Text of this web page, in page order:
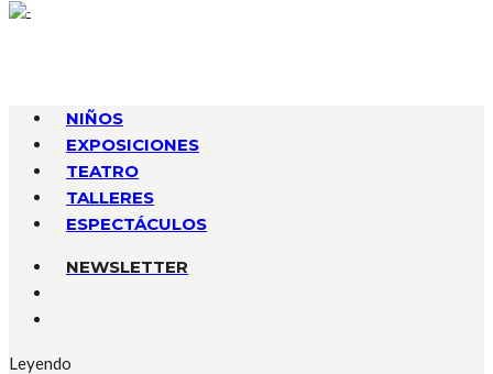
NIÑOS
EXPOSICIONES
TEATRO
TALLERES
ESPECTÁCULOS
NEWSLETTER
Leyendo